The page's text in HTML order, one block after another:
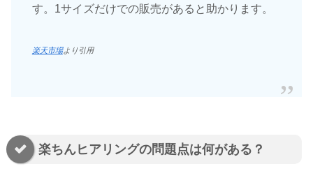
す。1サイズだけでの販売があると助かります。
楽天市場より引用
楽ちんヒアリングの問題点は何がある？